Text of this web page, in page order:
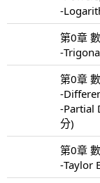
-
第0章
-
第0章
-
-Partial
分)
第0章
-Taylor